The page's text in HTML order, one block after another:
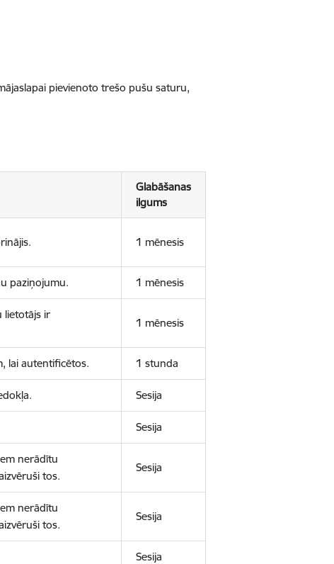
pievienoto trešo pušu saturu,
Glabāšanas
ilgums
1 mēnesis
paziņojumu. 1 mēnesis
lietotājs ir
1 mēnesis
lai autentificētos. 1 stunda
Sesija
Sesija
nerādītu
tos.
Sesija
nerādītu
tos.
Sesija
Sesija